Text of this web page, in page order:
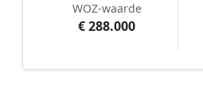
WOZ-waarde
€ 288.000